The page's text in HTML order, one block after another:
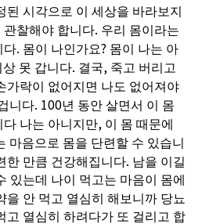
된 시각으로 이 세상을 바라보지
관찰해야 합니다. 우리 몸이라는
다. 몸이 나인가요? 몸이 나는 아
상 못 갑니다. 결국, 죽고 버리고
가락이 없어지면 나도 없어져야
니다. 100년 동안 살면서 이 몸
다 나는 아니지만, 이 몸 때문에
마음으로 몸을 단련할 수 있습니
한 만큼 건강해집니다. 남을 이길
있는데 나이 먹고는 마음이 몸에
을 안 먹고 열심히 해보니까 당뇨
고 열심히 하려다가 또 걸리고 합